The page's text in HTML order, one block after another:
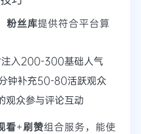
粉丝库提供符合平台算
注入200-300基础人气
钟补充50-80活跃观众
观众参与评论互动
看+刷赞组合服务，能使